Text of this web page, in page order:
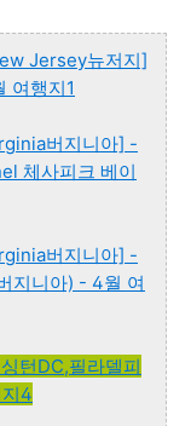
Jersey뉴저지]
여행지1
버지니아] -
체사피크 베이
버지니아] -
지니아) - 4월 여
턴DC,필라델피
4